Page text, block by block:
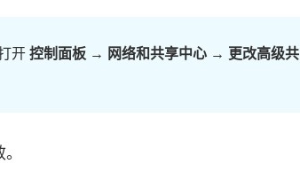
开 控制面板 → 网络和共享中心 → 更改高级共